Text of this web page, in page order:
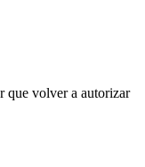
que volver a autorizar